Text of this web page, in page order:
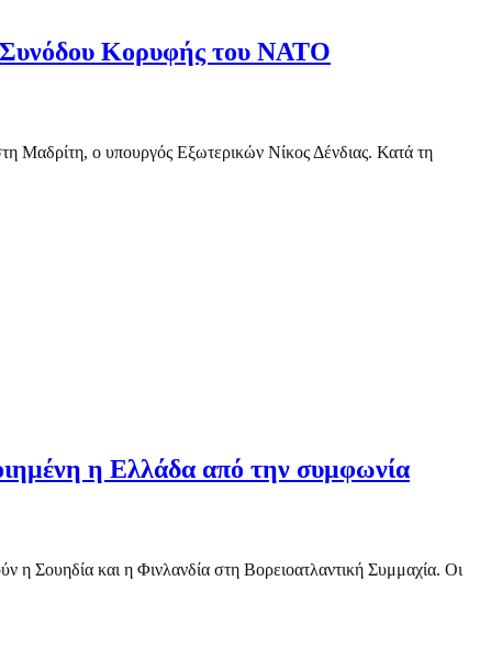
Συνόδου Κορυφής του ΝΑΤΟ
Μαδρίτη, ο υπουργός Εξωτερικών Νίκος Δένδιας. Κατά τη
η Ελλάδα από την συμφωνία
η Σουηδία και η Φινλανδία στη Βορειοατλαντική Συμμαχία. Οι